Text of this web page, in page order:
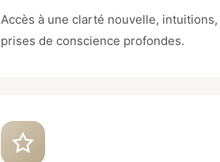
Accès à une clarté nouvelle, intuitions,
prises de conscience profondes.